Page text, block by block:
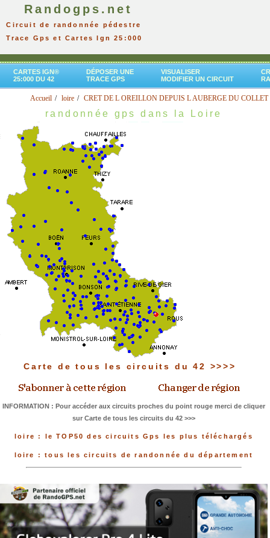
Randogps.net
Circuit de randonnée pédestre
Trace Gps et Cartes Ign 25:000
CARTES IGN®
25:000 DU 42
DÉPOSER UNE
TRACE GPS
VISUALISER
MODIFIER UN CIRCUIT
Accueil loire CRET DE L OREILLON DEPUIS L AUBERGE DU COLLET
randonnée gps dans la Loire
Carte de tous les circuits du 42 >>>>
INFORMATION : Pour accéder aux circuits proches du point rouge merci de cliquer
sur Carte de tous les circuits du 42 >>>
loire : le TOP50 des circuits Gps les plus téléchargés
loire : tous les circuits de randonnée du département